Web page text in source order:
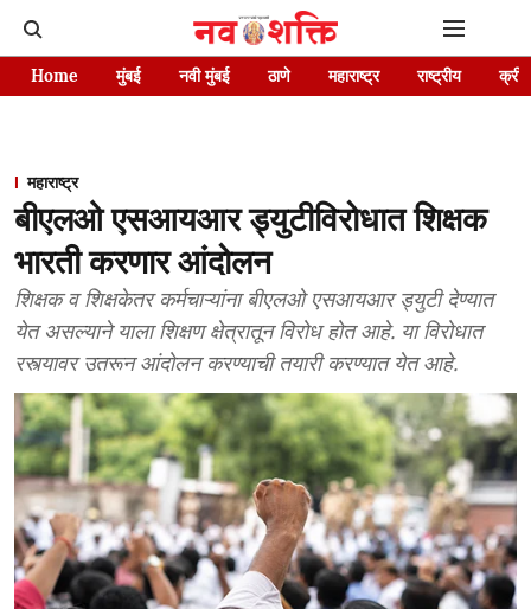
Home मुंबई नवी मुंबई ठाणे महाराष्ट्र राष्ट्रीय
महाराष्ट्र
बीएलओ एसआयआर ड्युटीविरोधात शिक्षक
भारती करणार आंदोलन
शिक्षक व शिक्षकेतर कर्मचाऱ्यांना बीएलओ एसआयआर ड्युटी देण्यात
येत असल्याने याला शिक्षण क्षेत्रातून विरोध होत आहे. या विरोधात
रस्त्यावर उतरून आंदोलन करण्याची तयारी करण्यात येत आहे.